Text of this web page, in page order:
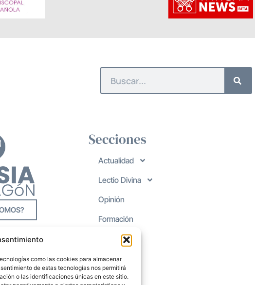
como las cookies para almacenar
de estas tecnologías nos permitirá
o las identificaciones únicas en este sitio.
Secciones
Actualidad
Lectio Divina
Opinión
Formación